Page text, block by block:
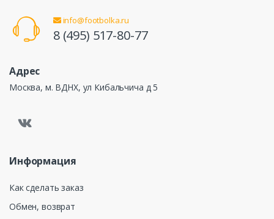
info@footbolka.ru
8 (495) 517-80-77
Адрес
Москва, м. ВДНХ, ул Кибальчича д 5
Информация
Как сделать заказ
Обмен, возврат